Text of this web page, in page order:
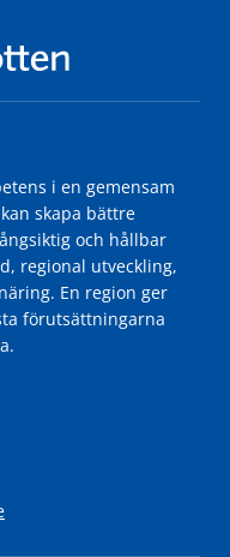
i en gemensam
skapa bättre
och hållbar
regional utveckling,
En region ger
förutsättningarna